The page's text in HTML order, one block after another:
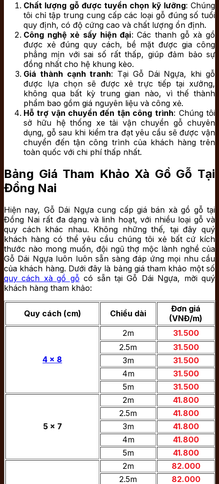
Chất lượng gỗ được tuyển chọn kỹ lưỡng: Chúng
tôi chỉ tập trung cung cấp các loại gỗ đúng số tuổi
quy định, có độ cứng cao và chất lượng ổn định.
Công nghệ xẻ sấy hiện đại: Các thanh gỗ xà gồ
được xẻ đúng quy cách, bề mặt được gia công
phẳng mịn với sai số rất thấp, giúp đảm bảo sự
đồng nhất cho hệ khung kèo.
Giá thành cạnh tranh: Tại Gỗ Dái Ngựa, khi gỗ
được lựa chọn sẽ được xẻ trực tiếp tại xưởng,
không qua bất kỳ trung gian nào, vì thế thành
phẩm bao gồm giá nguyên liệu và công xẻ.
Hỗ trợ vận chuyển đến tận công trình: Chúng tôi
sở hữu hệ thống xe tải vận chuyển gỗ chuyên
dụng, gỗ sau khi kiểm tra đạt yêu cầu sẽ được vận
chuyển đến tận công trình của khách hàng trên
toàn quốc với chi phí thấp nhất.
Bảng Giá Tham Khảo Xà Gồ Gỗ Tại
Đồng Nai
Hiện nay, Gỗ Dái Ngựa cung cấp giá bán xà gồ gỗ tại
Đồng Nai rất đa dạng và linh hoạt, với nhiều loại gỗ và
quy cách khác nhau. Không những thế, tại đây quý
khách hàng có thể yêu cầu chúng tôi xẻ bất cứ kích
thước nào mong muốn, đội ngũ thợ mộc lành nghề của
Gỗ Dái Ngựa luôn luôn sẵn sàng đáp ứng mọi nhu cầu
của khách hàng. Dưới đây là bảng giá tham khảo một số
quy cách xà gồ gỗ có sẵn tại Gỗ Dái Ngựa, mời quý
khách hàng tham khảo:
Quy cách (cm) Chiều dài
Đơn giá
(VNĐ/m)
4 x 8
2m
31.500
2.5m
31.500
3m
31.500
4m
31.500
5m
31.500
5 x 7
2m
41.800
2.5m
41.800
3m
41.800
4m
41.800
5m
41.800
2m
82.000
2.5m
82.000